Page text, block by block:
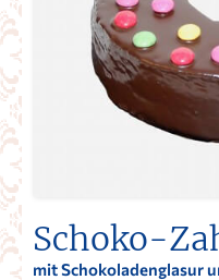
Schoko-
mit Schokoladenglasur